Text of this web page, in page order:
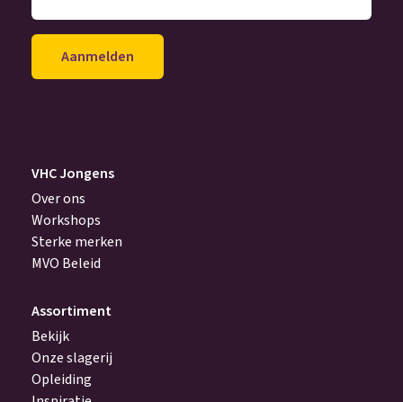
je
achter
VHC Jongens
Over ons
Workshops
Sterke merken
MVO Beleid
Assortiment
Bekijk
Onze slagerij
Opleiding